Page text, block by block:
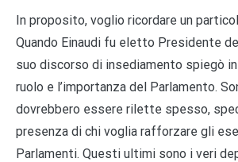
In proposito, voglio ricordare un
Quando Einaudi fu eletto Presidente
suo discorso di insediamento spiegò
ruolo e l’importanza del Parlamento.
dovrebbero essere rilette spesso,
presenza di chi voglia rafforzare gli
Parlamenti. Questi ultimi sono i veri